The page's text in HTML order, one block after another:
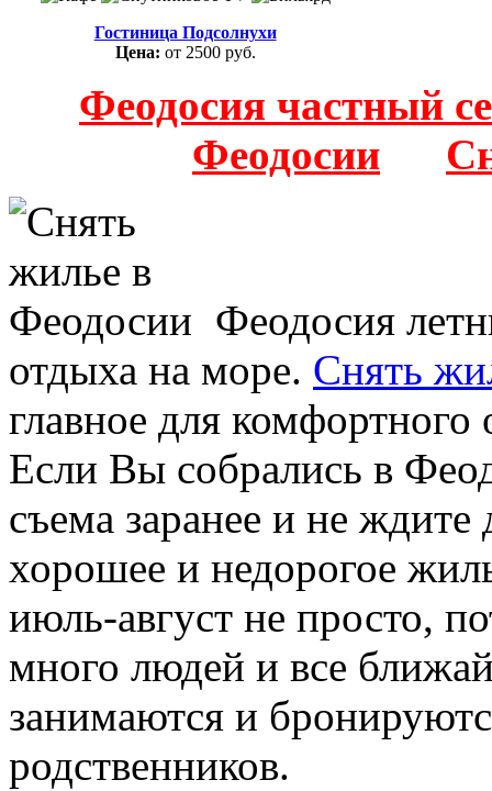
Гостиница Подсолнухи
Цена: от 2500 руб.
Феодосия частный
Феодосии
Феодосия
отдыха на море. Снять
главное для
Если Вы собрались в
съема заранее и не ждите
хорошее и недорогое
июль-август не просто,
много людей и все
занимаются и
родственников.